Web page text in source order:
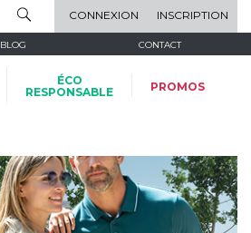
CONNEXION INSCRIPTION
BLOG CONTACT
ÉCO
RESPONSABLE
PROMOS